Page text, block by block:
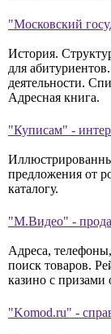
"Московский
История.
для
деятельности.
Адресная книга.
"Куписам" -
предложения от
каталогу.
"М.Видео" -
Адреса,
поиск товаров.
казино с
"Komod.ru" -